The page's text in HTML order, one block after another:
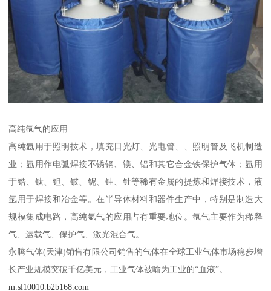
高纯氩气的应用
高纯氩用于照明技术，填充日光灯、光电管、、照明管及飞机制造
业；氩用作电弧焊接不锈钢、镁、铝和其它合金铁保护气体；氩用
于锆、钛、钽、铍、铌、铀、钍等稀有金属的提炼和焊接技术，液
氩用于焊接和冶金等。在半导体材料和器件生产中，特别是制造大
规模集成电路，高纯氩气的应用占有重要地位。氩气主要作为稀释
气、运载气、保护气、激光混合气。
永腾气体(天津)销售有限公司销售的气体在全球工业气体市场稳步增
长产业规模突破千亿美元，工业气体被喻为工业的“血液”。
m.sl10010.b2b168.com